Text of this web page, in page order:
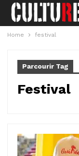
Home festival
Parcourir Tag
Festival